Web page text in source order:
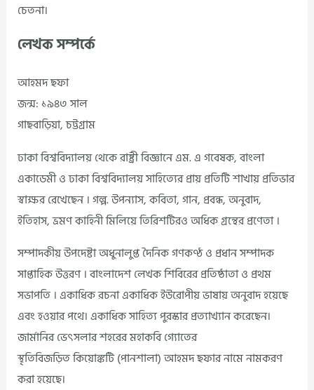
চেতনা।
লেখক সম্পর্কে
আহমদ ছফা
জন্ম: ১৯৪৩ সাল
গাছবাড়িয়া, চট্টগ্রাম
ঢাকা বিশ্ববিদ্যালয় থেকে রাষ্ট্রী বিজ্ঞানে এম. এ গবেষক, বাংলা
একাডেমী ও ঢাকা বিশ্ববিদ্যালয় সাহিত্যের প্রায় প্রতিটি শাখায় প্রতিভার
স্বাক্ষর রেখেছেন । গল্প. উপন্যাস, কবিতা, গান, প্রবন্ধ, অনুবাদ,
ইতিহাস, ভ্রমণ কাহিনী মিলিয়ে তিরিশটিরও অধিক গ্রন্থের প্রণেতা ।
সম্পাদকীয় উপদেষ্টা অধুনালুপ্ত দৈনিক গণকণ্ঠ ও প্রধান সম্পাদক
সাপ্তাহিক উত্তরণ । বাংলাদেশ লেখক শিবিরের প্রতিষ্ঠাতা ও প্রথম
সভাপতি । একাধিক রচনা একাধিক ইউরোপীয় ভাষায় অনুবাদ হয়েছে
এবং হওয়ার পথে। একাধিক সাহিত্য পুরস্কার প্রত্যাখ্যান করেছেন।
জার্মানির ভেৎসলার শহরের মহাকবি গ্যোতের
স্থৃতিবিজড়িত কিয়োঙ্কটি (পানশালা) আহমদ ছফার নামে নামকরণ
করা হয়েছে।